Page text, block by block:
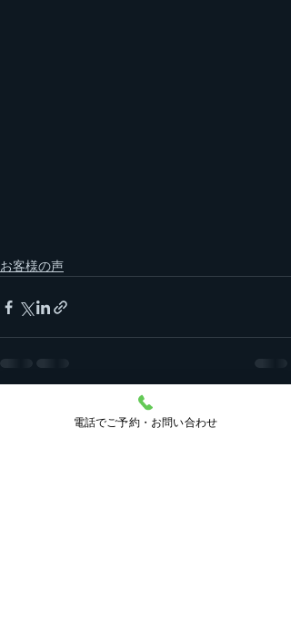
お客様の声
電話でご予約・お問い合わせ